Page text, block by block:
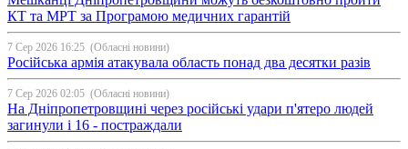
КТ та МРТ за Програмою медичних гарантій
7 Сер 2026 16:25 (Обласні новини)
Російська армія атакувала область понад два десятки разів
7 Сер 2026 02:05 (Обласні новини)
На Дніпропетровщині через російські удари п'ятеро людей
загинули і 16 - постраждали